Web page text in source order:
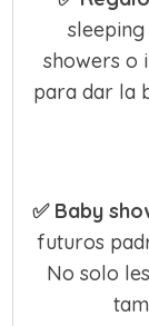
showers o
para dar la
✅ Baby
futuros
No solo